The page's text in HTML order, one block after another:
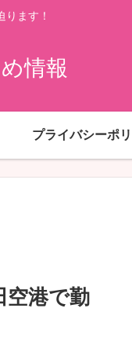
ます！
情報
プライバシーポ
空港で勤